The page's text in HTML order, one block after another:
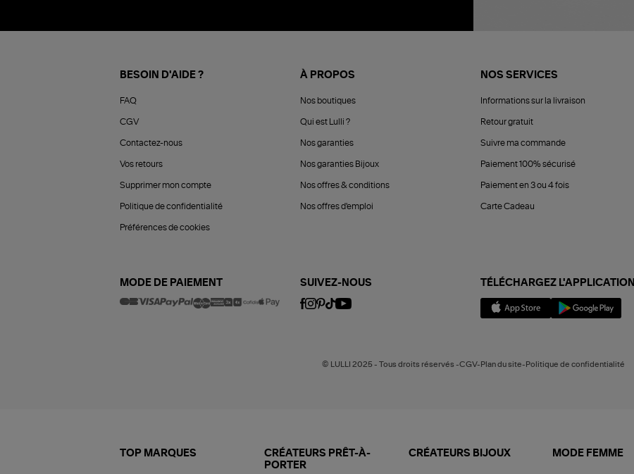
BESOIN D'AIDE ?
FAQ
CGV
Contactez-nous
Vos retours
Supprimer mon compte
Politique de confidentialité
Préférences de cookies
À PROPOS
Nos boutiques
Qui est Lulli ?
Nos garanties
Nos garanties Bijoux
Nos offres & conditions
Nos offres d'emploi
NOS SERVICES
Informations sur la livraison
Retour gratuit
Suivre ma commande
Paiement 100% sécurisé
Paiement en 3 ou 4 fois
Carte Cadeau
MODE DE PAIEMENT SUIVEZ-NOUS TÉLÉCHARGEZ L'APPLICATION
© LULLI 2025 - Tous droits réservés -CGV-Plan du site-Politique de confidentialité
TOP MARQUES
CRÉATEURS PRÊT-À-
PORTER
CRÉATEURS BIJOUX MODE FEMME